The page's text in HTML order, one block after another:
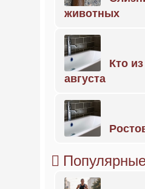
животных
Кто
августа